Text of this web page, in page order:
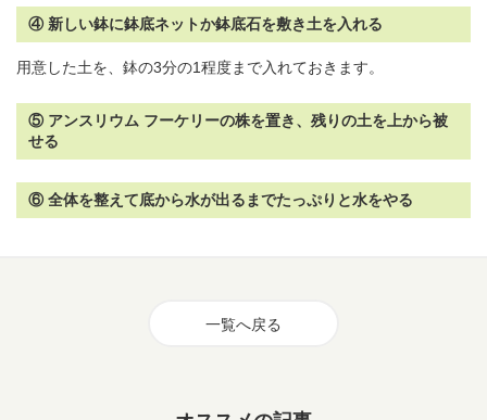
④ 新しい鉢に鉢底ネットか鉢底石を敷き土を入れる
用意した土を、鉢の3分の1程度まで入れておきます。
⑤ アンスリウム フーケリーの株を置き、残りの土を上から被
せる
⑥ 全体を整えて底から水が出るまでたっぷりと水をやる
一覧へ戻る